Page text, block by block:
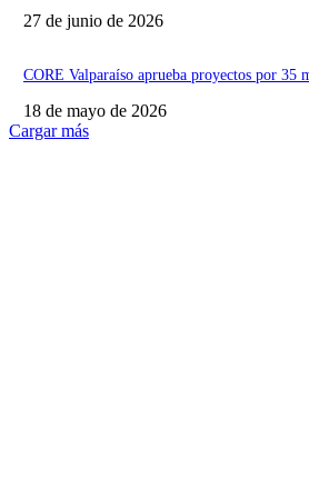
27 de junio de 2026
CORE Valparaíso aprueba proyectos por 35
18 de mayo de 2026
Cargar más